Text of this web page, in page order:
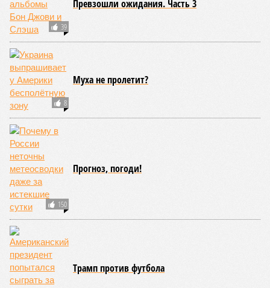
Мирослава Регинская, публицист
– Довольно вероятным представляется вариант
развития событий, при котором после ухода РЖД
железные дороги Армении быстро обретут другого
спонсора. Вряд ли Пашинян стал бы провоцировать
РЖД совсем без гарантий. В сущности, это очередной
и привычный уже «слив» России бывшими союзниками.
Потерянные нами сателлиты ищут и обретают
новых хозяев, и никакая благодарность или даже
подаренная от щедрот Российского государства
Юрий Баранчик, политолог
– Понятно, почему Пашинян хочет отжать актив
РЖД – в отместку за закрытие российских рынков. Ну
и вообще, чтобы ничего российского в стране не
осталось. Вместе с тем, если маленький Пашинян
отожмёт актив большой РЖД в маленькой Армении,
то о какой результативной внешней политике России
можно будет говорить в принципе?